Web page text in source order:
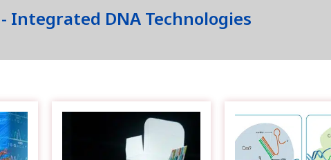
Integrated DNA Technologies